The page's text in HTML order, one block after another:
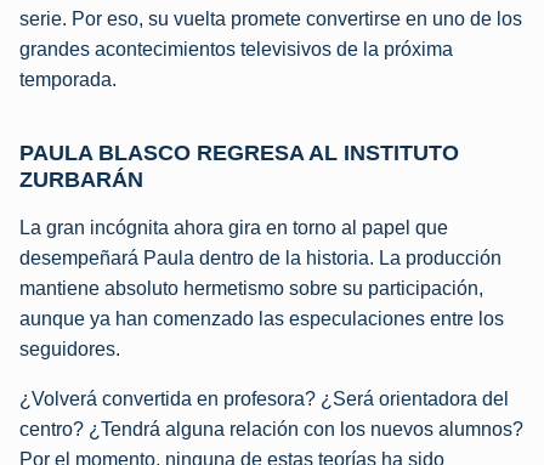
serie. Por eso, su vuelta promete convertirse en uno de los
grandes acontecimientos televisivos de la próxima
temporada.
PAULA BLASCO REGRESA AL INSTITUTO
ZURBARÁN
La gran incógnita ahora gira en torno al papel que
desempeñará Paula dentro de la historia. La producción
mantiene absoluto hermetismo sobre su participación,
aunque ya han comenzado las especulaciones entre los
seguidores.
¿Volverá convertida en profesora? ¿Será orientadora del
centro? ¿Tendrá alguna relación con los nuevos alumnos?
Por el momento, ninguna de estas teorías ha sido